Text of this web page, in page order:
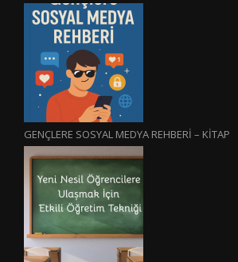
GENÇLERE SOSYAL MEDYA REHBERİ – KİTAP